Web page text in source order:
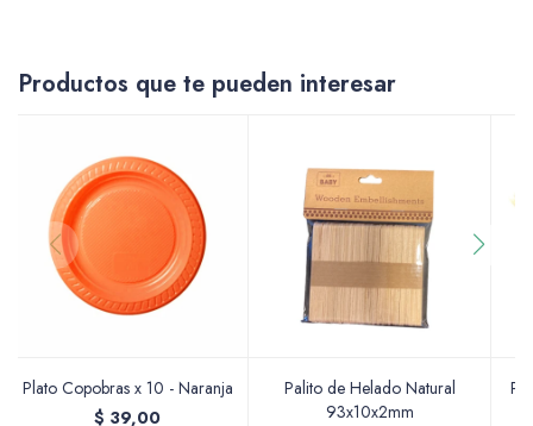
Productos que te pueden interesar
Plato Copobras x 10 - Naranja
$ 39,00
Palito de Helado Natural
93x10x2mm
Pinturas
Soportes Artísticos
Pinceles